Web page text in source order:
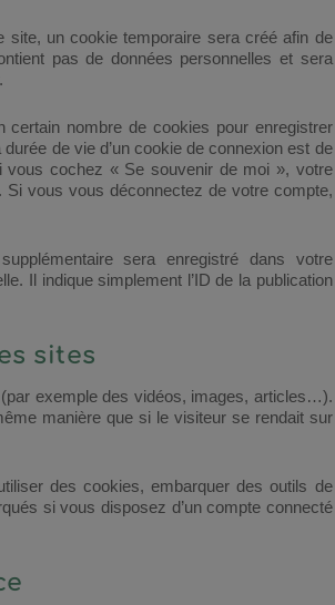
un cookie temporaire sera créé afin de
pas de données personnelles et sera
nombre de cookies pour enregistrer
de vie d’un cookie de connexion est de
vous cochez « Se souvenir de moi », votre
vous vous déconnectez de votre compte,
sera enregistré dans votre
Il indique simplement l’ID de la publication
sites
exemple des vidéos, images, articles…).
manière que si le visiteur se rendait sur
des cookies, embarquer des outils de
si vous disposez d’un compte connecté